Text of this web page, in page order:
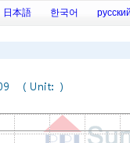
日本語 한국어